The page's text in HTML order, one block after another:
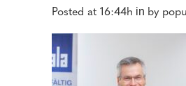
Posted at 16:44h in by